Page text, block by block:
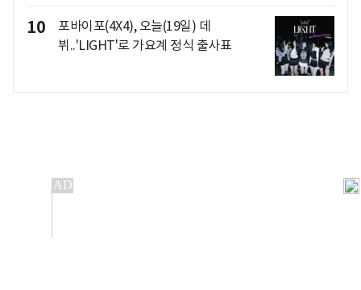
10
포바이포(4X4), 오늘(19일) 데
뷔..'LIGHT'로 가요계 정식 출사표